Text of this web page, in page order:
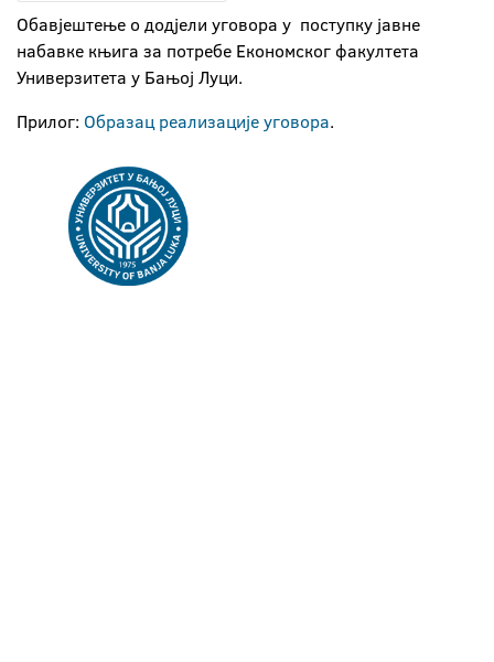
Обавјештење о додјели уговора у поступку јавне
набавке књига за потребе Економског факултета
Универзитета у Бањој Луци.
Прилог: Образац реализације уговора.